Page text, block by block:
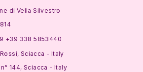
di Vella Silvestro
+39 338 5853440
Sciacca - Italy
144, Sciacca - Italy